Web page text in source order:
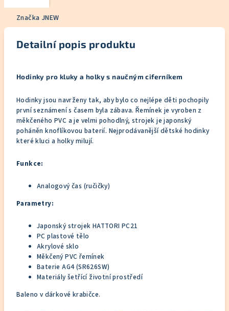
Značka JNEW
Detailní popis produktu
Hodinky pro kluky a holky s naučným ciferníkem
Hodinky jsou navrženy tak, aby bylo co nejlépe děti pochopily
první seznámení s časem byla zábava. Řemínek je vyroben z
měkčeného PVC a je velmi pohodlný, strojek je japonský
poháněn knoflíkovou baterií. Nejprodávanější dětské hodinky
které kluci a holky milují.
Funkce:
Analogový čas (ručičky)
Parametry:
Japonský strojek HATTORI PC21
PC plastové tělo
Akrylové sklo
Měkčený PVC řemínek
Baterie AG4 (SR626SW)
Materiály šetřící životní prostředí
Baleno v dárkové krabičce.